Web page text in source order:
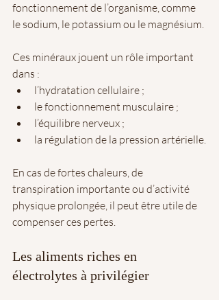
fonctionnement de l’organisme, comme
le sodium, le potassium ou le magnésium.
Ces minéraux jouent un rôle important
dans :
l’hydratation cellulaire ;
le fonctionnement musculaire ;
l’équilibre nerveux ;
la régulation de la pression artérielle.
En cas de fortes chaleurs, de
transpiration importante ou d’activité
physique prolongée, il peut être utile de
compenser ces pertes.
Les aliments riches en
électrolytes à privilégier